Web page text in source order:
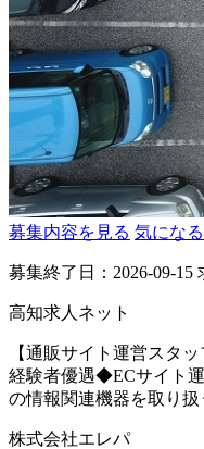
募集内容を見る 気になる
募集終了日：2026-09-15
高知求人ネット
【通販サイト運営スタ
経験者優遇◆ECサイト
の情報関連機器を取り扱
株式会社エレパ